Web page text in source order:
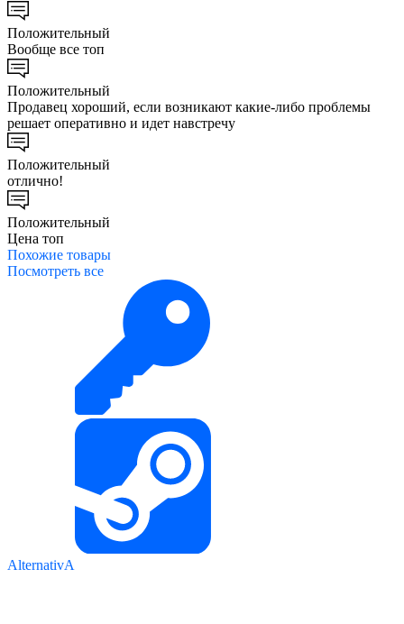
Положительный
Вообще все топ
Положительный
Продавец хороший, если возникают какие-либо проблемы
решает оперативно и идет навстречу
Положительный
отлично!
Положительный
Цена топ
Похожие товары
Посмотреть все
AlternativA